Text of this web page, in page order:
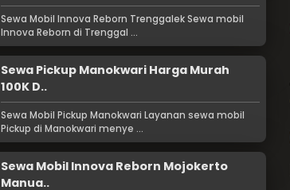
Sewa Mobil Innova Reborn Trenggalek Sewa mobil
Innova Reborn di Trenggal ...
Sewa Pickup Manokwari Harga Murah
100K D..
Sewa Mobil Pickup Manokwari Layanan sewa mobil
Pickup di Manokwari menye ...
Sewa Mobil Innova Reborn Mojokerto
Manua..